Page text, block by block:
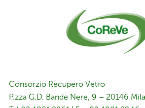
Consorzio Recupero Vetro
P.zza G.D. Bande Nere, 9 – 20146